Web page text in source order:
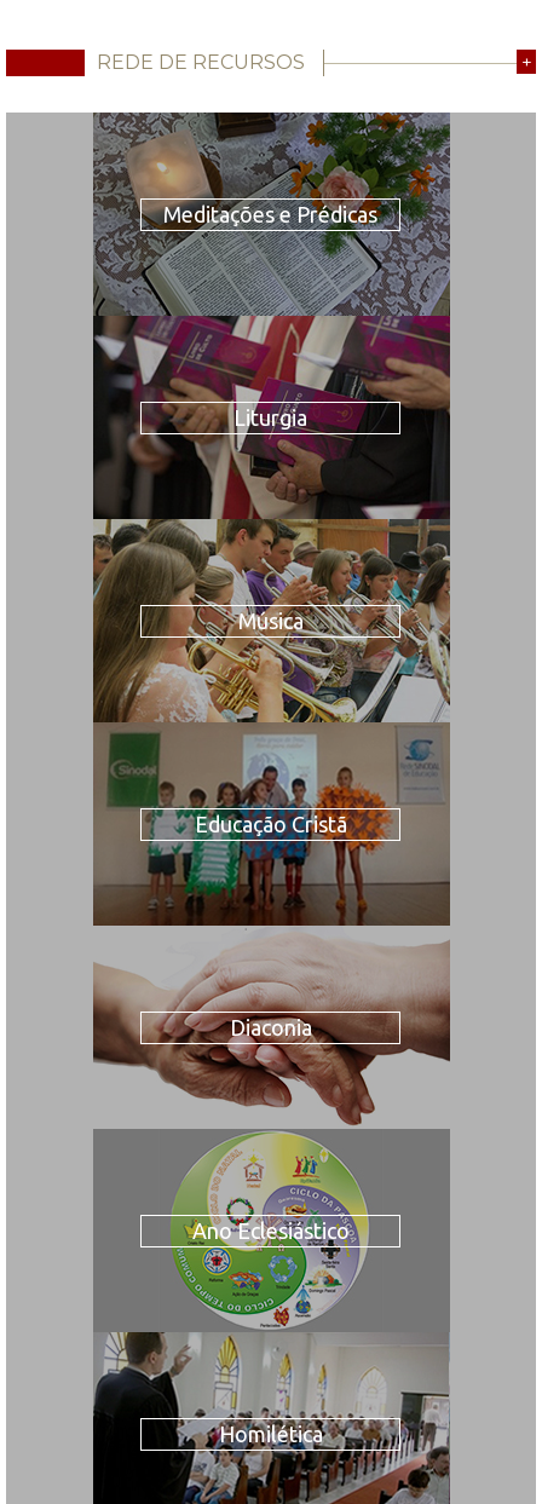
REDE DE RECURSOS +
Meditações e Prédicas
Liturgia
Música
Educação Cristã
Diaconia
Ano Eclesiástico
Homilética